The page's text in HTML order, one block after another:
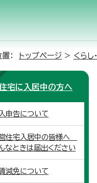
： トップページ > くらし
宅に入居中の方へ
申告について
住宅入居中の皆様へ
なときは届出ください
減免について